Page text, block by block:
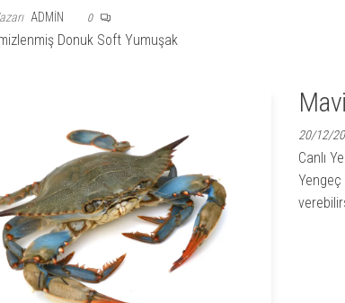
ADMIN 0
Donuk Soft Yumuşak
20/12/
Canlı